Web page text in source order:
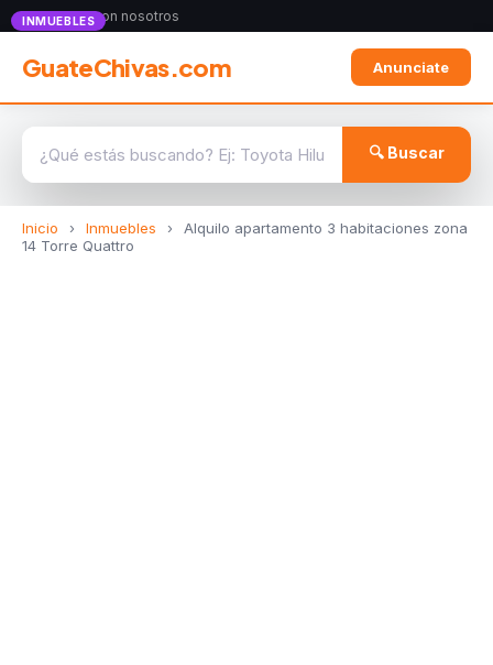
Anunciate con nosotros
GuateChivas.com Anunciate
🔍 Buscar
Inicio › Inmuebles ›
Alquilo apartamento 3 habitaciones zona
14 Torre Quattro
INMUEBLES